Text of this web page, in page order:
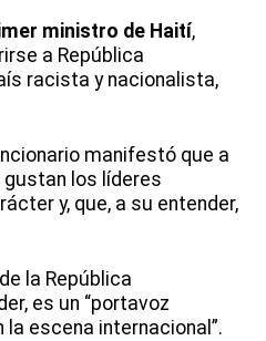
ministro de Haití,
a República
racista y nacionalista,
manifestó que a
gustan los líderes
y, que, a su entender,
la República
es un “portavoz
la escena internacional”.